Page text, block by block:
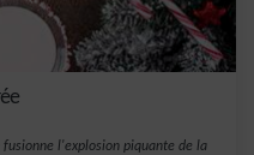
l'explosion piquante de la